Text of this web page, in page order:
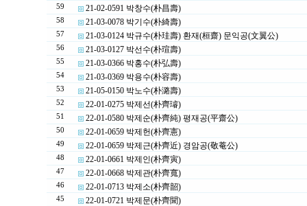
59 21-02-0591 박창수(朴昌壽)
58 21-03-0078 박기수(朴綺壽)
57 21-03-0124 박규수(朴珪壽) 환재(桓齋) 문익공(文翼公)
56 21-03-0127 박선수(朴瑄壽)
55 21-03-0366 박홍수(朴弘壽)
54 21-03-0369 박용수(朴容壽)
53 21-05-0150 박노수(朴潞壽)
52 22-01-0275 박제선(朴齊璿)
51 22-01-0580 박제순(朴齊純) 평재공(平齋公)
50 22-01-0659 박제헌(朴齊憲)
49 22-01-0659 박제근(朴齊近) 경암공(敬菴公)
48 22-01-0661 박제인(朴齊寅)
47 22-01-0668 박제관(朴齊寬)
46 22-01-0713 박제소(朴齊韶)
45 22-01-0721 박제문(朴齊聞)